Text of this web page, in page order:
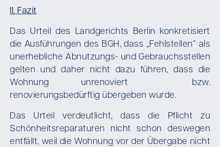
II. Fazit
Das Urteil des Landgerichts Berlin konkretisiert
die Ausführungen des BGH, dass „Fehlstellen“ als
unerhebliche Abnutzungs- und Gebrauchsstellen
gelten und daher nicht dazu führen, dass die
Wohnung unrenoviert bzw.
renovierungsbedürftig übergeben wurde.
Das Urteil verdeutlicht, dass die Pflicht zu
Schönheitsreparaturen nicht schon deswegen
entfällt, weil die Wohnung vor der Übergabe nicht